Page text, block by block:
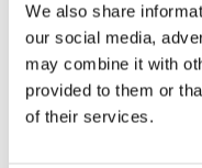
We also share
our social media,
may combine it with
provided to them or
of their services.
Miksi kannattaa
osallistua?